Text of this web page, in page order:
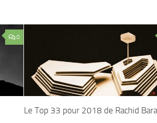
0
Le Top 33 pour 2018 de Rachid